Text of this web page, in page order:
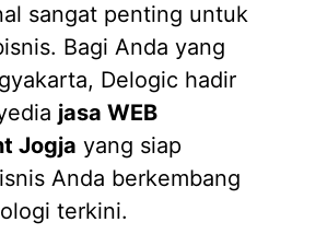
sangat penting untuk
Bagi Anda yang
Delogic hadir
jasa WEB
Jogja yang siap
Anda berkembang
terkini.